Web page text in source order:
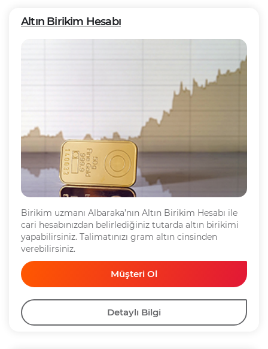
Altın Birikim Hesabı
Birikim uzmanı Albaraka’nın Altın Birikim Hesabı ile
cari hesabınızdan belirlediğiniz tutarda altın birikimi
yapabilirsiniz. Talimatınızı gram altın cinsinden
verebilirsiniz.
Müşteri Ol
Detaylı Bilgi